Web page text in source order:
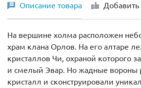
Описание товара Добавить
На вершине холма расположен
храм клана Орлов. На его алтаре
кристаллов Чи, охраной которого
и смелый Эвар. Но жадные вороны
кристалл и сконструировали